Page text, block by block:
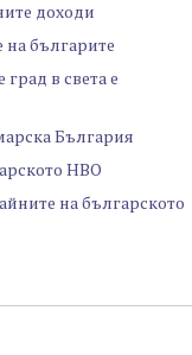
доходи
българите
в света е
България
НВО
на българското